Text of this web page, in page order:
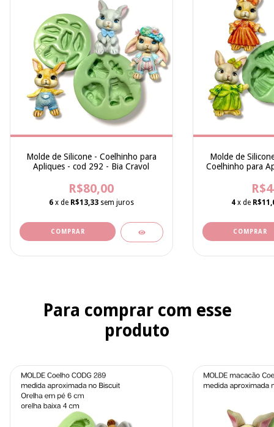
Molde de Silicone - Coelhinho para
Apliques - cod 292 - Bia Cravol
R$80,00
6 x de R$13,33 sem juros
Molde de
Coelhinho para
4 x de
Para comprar com esse
produto